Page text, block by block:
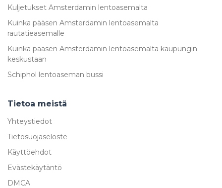
Kuljetukset Amsterdamin lentoasemalta
Kuinka pääsen Amsterdamin lentoasemalta
rautatieasemalle
Kuinka pääsen Amsterdamin lentoasemalta kaupungin
keskustaan
Schiphol lentoaseman bussi
Tietoa meistä
Yhteystiedot
Tietosuojaseloste
Käyttöehdot
Evästekäytäntö
DMCA